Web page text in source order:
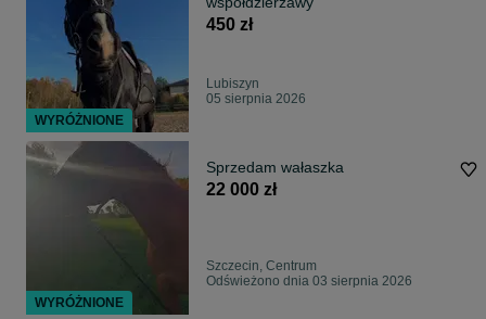
450 zł
Lubiszyn
05 sierpnia 2026
Sprzedam wałaszka
22 000 zł
Szczecin, Centrum
Odświeżono dnia 03 sierpnia 2026
WYRÓŻNIONE
WYRÓŻNIONE